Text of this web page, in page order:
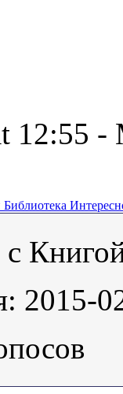
12:55 -
Библиотека
2015-